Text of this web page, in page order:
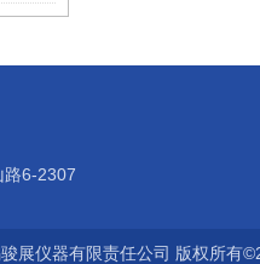
路6-2307
展仪器有限责任公司 版权所有